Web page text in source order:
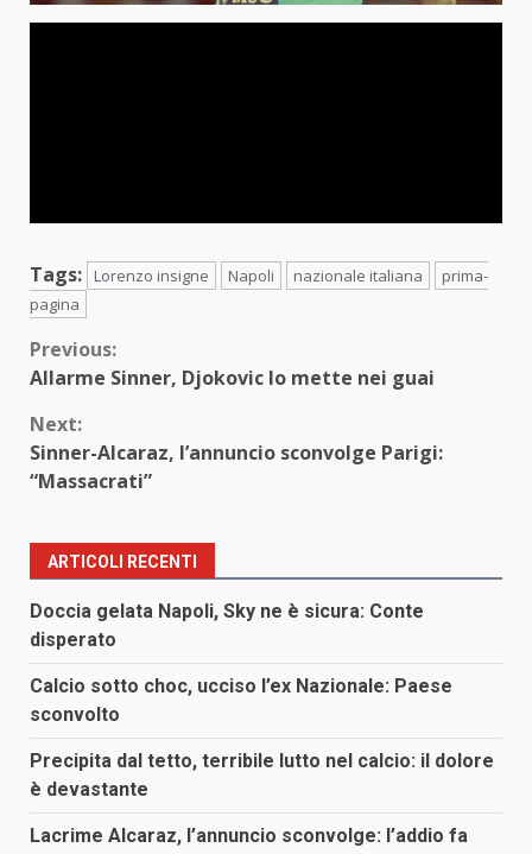
Tags: Lorenzo insigne Napoli nazionale italiana
prima-
pagina
Continue
Previous:
Allarme Sinner, Djokovic lo mette nei guai
Next:
Sinner-Alcaraz, l’annuncio sconvolge Parigi:
“Massacrati”
ARTICOLI RECENTI
Doccia gelata Napoli, Sky ne è sicura: Conte
disperato
Calcio sotto choc, ucciso l’ex Nazionale: Paese
sconvolto
Precipita dal tetto, terribile lutto nel calcio: il dolore
è devastante
Lacrime Alcaraz, l’annuncio sconvolge: l’addio fa